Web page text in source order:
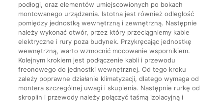
podłogi, oraz elementów umiejscowionych po bokach
montowanego urządzenia. Istotna jest również odległość
pomiędzy jednostką wewnętrzną i zewnętrzną. Następnie
należy wykonać otwór, przez który przeciągniemy kable
elektryczne i rury poza budynek. Przykręcając jednostkę
wewnętrzną, warto wzmocnić mocowanie wspornikiem.
Kolejnym krokiem jest podłączenie kabli i przewodu
freonowego do jednostki wewnętrznej. Od tego kroku
zależy poprawne działanie klimatyzacji, dlatego wymaga od
montera szczególnej uwagi i skupienia. Następnie rurkę od
skroplin i przewody należy połączyć taśmą izolacyjną i